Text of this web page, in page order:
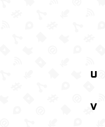
U
V